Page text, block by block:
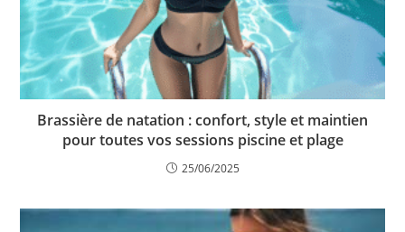
Brassière de natation : confort, style et maintien
pour toutes vos sessions piscine et plage
25/06/2025